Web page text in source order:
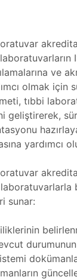
laboratuvarların
ve
olmak için
tıbbi
geliştirerek,
yardımcı
sunar: